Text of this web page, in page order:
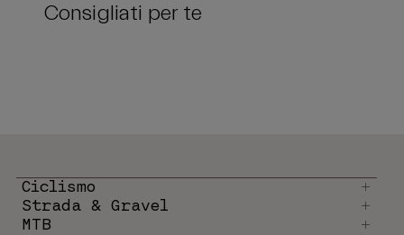
Consigliati per te
Ciclismo
Strada & Gravel
MTB